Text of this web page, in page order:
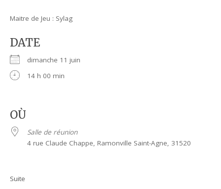
Maitre de Jeu : Sylag
DATE
dimanche 11 juin
14 h 00 min
OÙ
Salle de réunion
4 rue Claude Chappe, Ramonville Saint-Agne, 31520
Suite